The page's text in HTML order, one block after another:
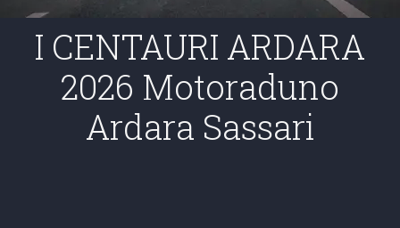
I CENTAURI ARDARA
2026 Motoraduno
Ardara Sassari